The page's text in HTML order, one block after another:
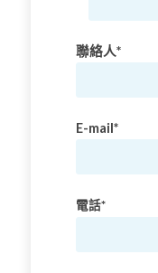
聯絡人*
E-mail*
電話*